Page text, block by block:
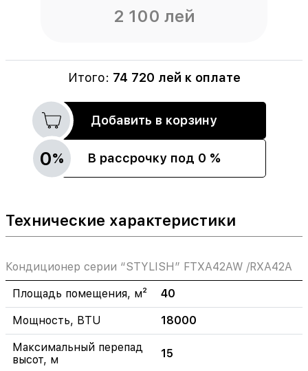
2 100 лей
Итого: 74 720 лей к оплате
Добавить в корзину
0% В рассрочку под 0 %
Технические характеристики
Кондиционер серии “STYLISH” FTXA42AW /RXA42A
Площадь помещения, м² 40
Мощность, BTU 18000
Максимальный перепад
высот, м
15